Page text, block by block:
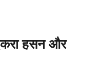
हसन और